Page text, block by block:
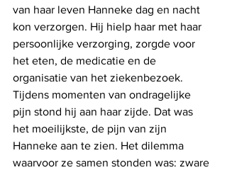
van haar leven Hanneke dag en nacht
kon verzorgen. Hij hielp haar met haar
persoonlijke verzorging, zorgde voor
het eten, de medicatie en de
organisatie van het ziekenbezoek.
Tijdens momenten van ondragelijke
pijn stond hij aan haar zijde. Dat was
het moeilijkste, de pijn van zijn
Hanneke aan te zien. Het dilemma
waarvoor ze samen stonden was: zware